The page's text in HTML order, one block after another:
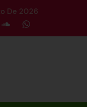
De 2026